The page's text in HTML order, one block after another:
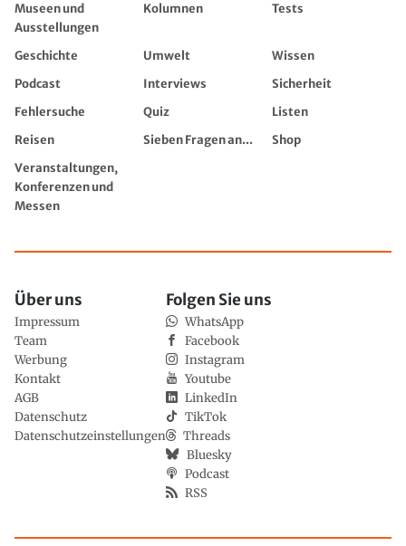
Museen und
Ausstellungen
Kolumnen Tests
Geschichte Umwelt
Wissen
Podcast
Interviews
Sicherheit
Fehlersuche
Quiz
Listen
Reisen
Sieben Fragen an...
Shop
Veranstaltungen,
Konferenzen und
Messen
Über uns
Impressum
Team
Werbung
Kontakt
AGB
Datenschutz
Datenschutzeinstellungen
Folgen Sie uns
WhatsApp
Facebook
Instagram
Youtube
LinkedIn
TikTok
Threads
Bluesky
Podcast
RSS